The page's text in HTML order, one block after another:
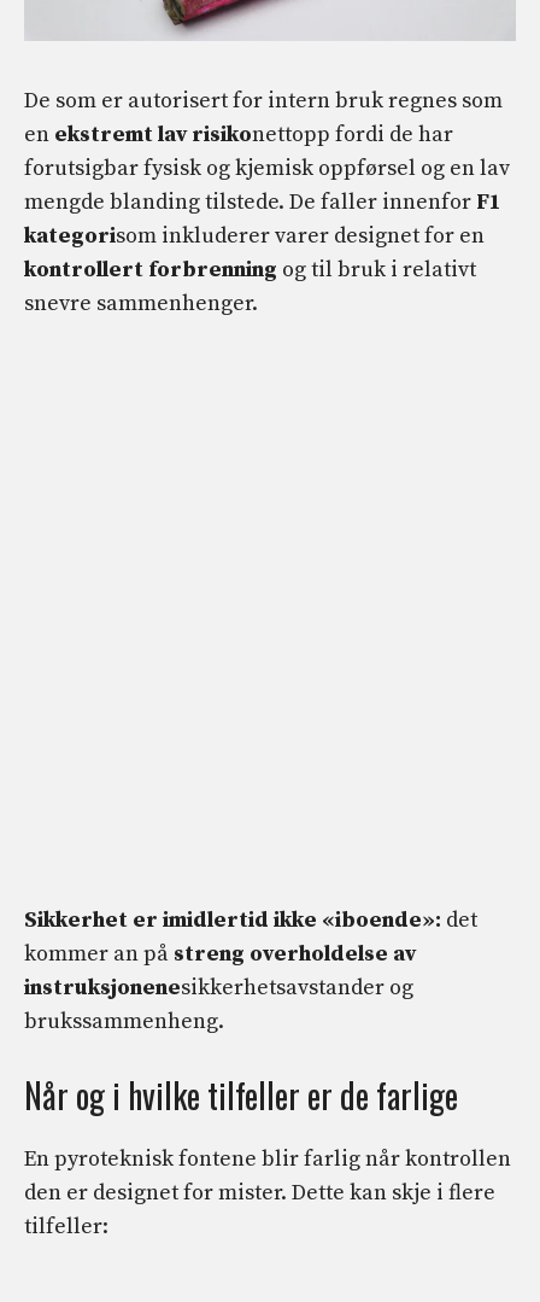
De som er autorisert for intern bruk regnes som
en ekstremt lav risikonettopp fordi de har
forutsigbar fysisk og kjemisk oppførsel og en lav
mengde blanding tilstede. De faller innenfor F1
kategorisom inkluderer varer designet for en
kontrollert forbrenning og til bruk i relativt
snevre sammenhenger.
Sikkerhet er imidlertid ikke «iboende»: det
kommer an på streng overholdelse av
instruksjonenesikkerhetsavstander og
brukssammenheng.
Når og i hvilke tilfeller er de farlige
En pyroteknisk fontene blir farlig når kontrollen
den er designet for mister. Dette kan skje i flere
tilfeller: